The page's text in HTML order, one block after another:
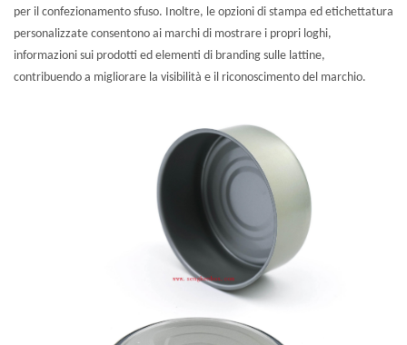
per il confezionamento sfuso. Inoltre, le opzioni di stampa ed etichettatura
personalizzate consentono ai marchi di mostrare i propri loghi,
informazioni sui prodotti ed elementi di branding sulle lattine,
contribuendo a migliorare la visibilità e il riconoscimento del marchio.